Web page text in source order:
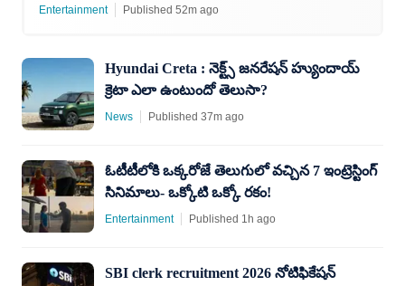
Entertainment Published 52m ago
Hyundai Creta : నెక్ట్స్ జనరేషన్ హ్యుందాయ్
క్రెటా ఎలా ఉంటుందో తెలుసా?
News Published 37m ago
ఓటీటీలోకి ఒక్కరోజే తెలుగులో వచ్చిన 7 ఇంట్రెస్టింగ్
సినిమాలు- ఒక్కోటి ఒక్కో రకం!
Entertainment Published 1h ago
SBI clerk recruitment 2026 నోటిఫికేషన్